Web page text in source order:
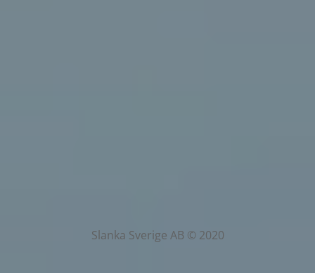
Slanka Sverige AB © 2020